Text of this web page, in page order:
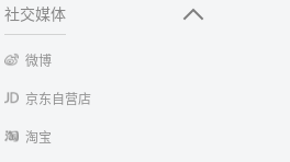
社交媒体
微博
京东自营店
淘宝